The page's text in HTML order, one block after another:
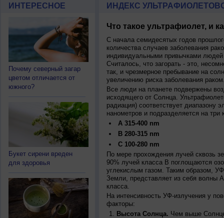
ИНТЕРЕСНОЕ
Почему северный загар
цветом отличается от
южного?
Букет сирени вреден
для здоровья
ИНДЕКС
Что такое ультрафиолет, и
С начала семидесятых годов
количества случаев заболевания
индивидуальными привычками
Считалось, что загорать - это,
так, и чрезмерное пребывание на
увеличению риска заболевания
Все люди на планете подвержены
исходящего от Солнца.
радиация) соответствует диапазону
нанометров и подразделяется на три
A 315-400 nm
B 280-315 nm
C 100-280 nm
По мере прохождения лучей сквозь
90% лучей класса B поглощаются
углекислым газом. Таким образом,
Земли, представляет из себя волны
класса.
На интенсивность УФ-излучения у
факторы:
Высота Солнца. Чем выше